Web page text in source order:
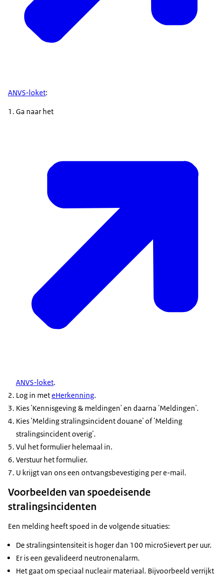
ANVS-loket:
Ga naar het
ANVS-loket.
Log in meteHerkenning.
Kies 'Kennisgeving & meldingen' en daarna 'Meldingen'.
Kies 'Melding stralingsincident douane' of 'Melding
stralingsincident overig'.
Vul het formulier helemaal in.
Verstuur het formulier.
U krijgt van ons een ontvangsbevestiging per e-mail.
Voorbeelden van spoedeisende
stralingsincidenten
Een melding heeft spoed in de volgende situaties:
De stralingsintensiteit is hoger dan 100 microSievert per uur.
Er is een gevalideerd neutronenalarm.
Het gaat om speciaal nucleair materiaal. Bijvoorbeeld verrijkt